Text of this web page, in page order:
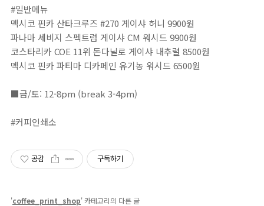
#일반메뉴
멕시코 핀카 산타크루즈 #270 게이샤 허니 9900원
파나마 세비지 스펙트럼 게이샤 CM 워시드 9900원
코스타리카 COE 11위 돈다닐로 게이샤 내추럴 8500원
멕시코 핀카 파티마 디카페인 유기농 워시드 6500원⁣⁣⁣⁣⁣⁣⁣⁣⁣⁣⁣⁣⁣⁣⁣⁣⁣⁣⁣
■금/토: 12-8pm (break 3-4pm)⁣⁣⁣⁣⁣⁣⁣⁣⁣⁣⁣⁣⁣⁣⁣⁣⁣⁣⁣⁣⁣⁣⁣⁣⁣⁣⁣⁣⁣⁣⁣⁣⁣⁣⁣⁣⁣⁣⁣⁣⁣⁣⁣⁣⁣⁣⁣⁣⁣⁣⁣⁣⁣⁣⁣⁣⁣⁣⁣⁣⁣⁣⁣⁣⁣⁣⁣⁣⁣⁣⁣⁣⁣⁣⁣⁣⁣⁣⁣⁣⁣⁣⁣⁣⁣⁣⁣⁣⁣⁣⁣⁣⁣⁣⁣⁣⁣⁣⁣⁣⁣⁣⁣⁣⁣⁣⁣⁣⁣⁣⁣⁣⁣⁣⁣⁣⁣⁣⁣⁣⁣⁣⁣⁣⁣⁣⁣⁣⁣⁣⁣⁣⁣⁣⁣⁣⁣⁣⁣⁣⁣⁣⁣⁣⁣⁣⁣⁣⁣⁣⁣⁣⁣⁣⁣⁣⁣⁣⁣⁣⁣⁣⁣⁣⁣⁣⁣⁣⁣⁣⁣⁣⁣⁣⁣⁣⁣⁣⁣⁣⁣⁣⁣⁣⁣⁣⁣⁣⁣⁣⁣⁣⁣⁣⁣⁣⁣⁣⁣⁣⁣⁣⁣⁣⁣⁣⁣⁣⁣⁣⁣⁣⁣⁣⁣⁣⁣⁣⁣⁣⁣⁣⁣⁣⁣⁣⁣⁣⁣⁣⁣⁣⁣⁣⁣⁣⁣⁣⁣⁣⁣⁣⁣⁣⁣⁣⁣⁣⁣⁣⁣⁣⁣⁣⁣⁣⁣⁣⁣⁣⁣⁣⁣⁣⁣⁣⁣⁣⁣⁣⁣⁣⁣⁣⁣⁣⁣⁣⁣⁣⁣⁣⁣⁣⁣⁣⁣⁣⁣⁣⁣⁣⁣⁣⁣⁣⁣⁣⁣⁣⁣⁣⁣⁣
#커피인쇄소
공감 구독하기
'coffee_print_shop' 카테고리의 다른 글